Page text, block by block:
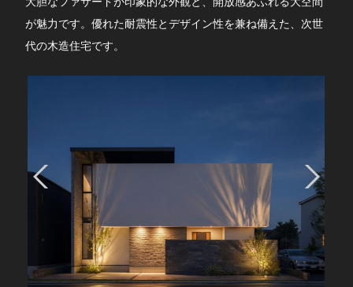
が魅力です。優れた耐震性とデザイン性を兼ね備えた、次世
代の木造住宅です。